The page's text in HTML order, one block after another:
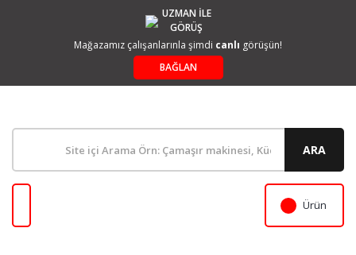
UZMAN İLE
GÖRÜŞ
Mağazamız çalışanlarınla şimdi canlı görüşün!
BAĞLAN
ARA
Ürün